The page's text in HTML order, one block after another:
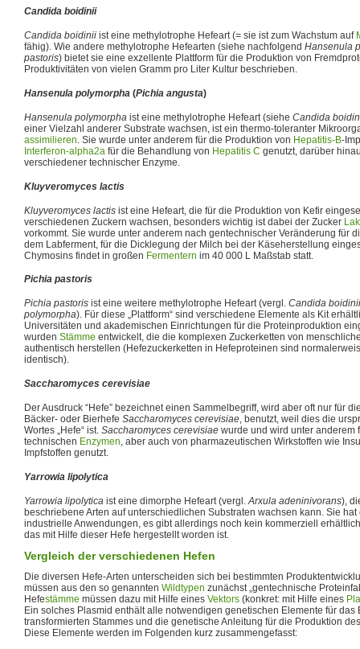
Candida boidinii
Candida boidinii ist eine methylotrophe Hefeart (= sie ist zum Wachstum auf
fähig). Wie andere methylotrophe Hefearten (siehe nachfolgend Hansenula
pastoris) bietet sie eine exzellente Plattform für die Produktion von
Produktivitäten von vielen Gramm pro Liter Kultur beschrieben.
Hansenula polymorpha (Pichia angusta)
Hansenula polymorpha ist eine methylotrophe Hefeart (siehe Candida
einer Vielzahl anderer Substrate wachsen, ist ein thermo-toleranter
assimilieren . Sie wurde unter anderem für die Produktion von Hepatitis-B-
Interferon-alpha2a für die Behandlung von Hepatitis C genutzt, darüber
verschiedener technischer Enzyme.
Kluyveromyces lactis
Kluyveromyces lactis ist eine Hefeart, die für die Produktion von Kefir
verschiedenen Zuckern wachsen, besonders wichtig ist dabei der Zucker
vorkommt. Sie wurde unter anderem nach gentechnischer Veränderung für
dem Labferment, für die Dicklegung der Milch bei der Käseherstellung
Chymosins findet in großen Fermentern im 40 000 L Maßstab statt.
Pichia pastoris
Pichia pastoris ist eine weitere methylotrophe Hefeart (vergl. Candida boidinii
polymorpha). Für diese „Plattform“ sind verschiedene Elemente als Kit
Universitäten und akademischen Einrichtungen für die Proteinproduktion
wurden Stämme entwickelt, die die komplexen Zuckerketten von
authentisch herstellen (Hefezuckerketten in Hefeproteinen sind
identisch).
Saccharomyces cerevisiae
Der Ausdruck “Hefe” bezeichnet einen Sammelbegriff, wird aber oft nur für
Bäcker- oder Bierhefe Saccharomyces cerevisiae, benutzt, weil dies die
Wortes „Hefe“ ist. Saccharomyces cerevisiae wurde und wird unter anderem
technischen Enzymen, aber auch von pharmazeutischen Wirkstoffen wie
Impfstoffen genutzt.
Yarrowia lipolytica
Yarrowia lipolytica ist eine dimorphe Hefeart (vergl.Arxula adeninivorans),
beschriebene Arten auf unterschiedlichen Substraten wachsen kann. Sie
industrielle Anwendungen, es gibt allerdings noch kein kommerziell
das mit Hilfe dieser Hefe hergestellt worden ist.
Vergleich der verschiedenen Hefen
Die diversen Hefe-Arten unterscheiden sich bei bestimmten
müssen aus den so genannten Wildtypen zunächst „gentechnische
Hefestämme müssen dazu mit Hilfe eines Vektors (konkret: mit Hilfe eines
Ein solches Plasmid enthält alle notwendigen genetischen Elemente für das
transformierten Stammes und die genetische Anleitung für die Produktion
Diese Elemente werden im Folgenden kurz zusammengefasst: